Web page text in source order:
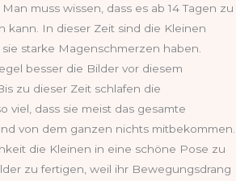
muss wissen, dass es ab 14 Tagen zu
kann. In dieser Zeit sind die Kleinen
starke Magenschmerzen haben.
besser die Bilder vor diesem
zu dieser Zeit schlafen die
viel, dass sie meist das gesamte
von dem ganzen nichts mitbekommen.
die Kleinen in eine schöne Pose zu
zu fertigen, weil ihr Bewegungsdrang